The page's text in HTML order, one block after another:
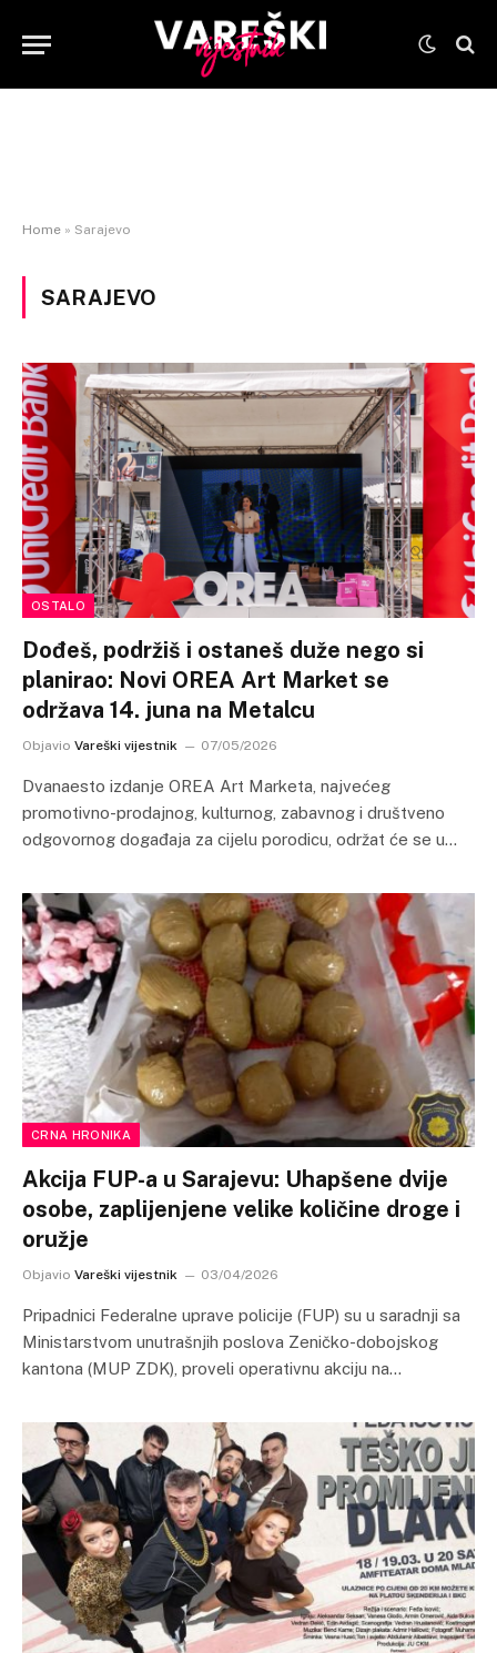
Home » Sarajevo
SARAJEVO
OSTALO
Dođeš, podržiš i ostaneš duže nego si
planirao: Novi OREA Art Market se
održava 14. juna na Metalcu
Objavio Vareški vijestnik 07/05/2026
Dvanaesto izdanje OREA Art Marketa, najvećeg
promotivno-prodajnog, kulturnog, zabavnog i društveno
odgovornog događaja za cijelu porodicu, održat će se u…
CRNA HRONIKA
Akcija FUP-a u Sarajevu: Uhapšene dvije
osobe, zaplijenjene velike količine droge i
oružje
Objavio Vareški vijestnik 03/04/2026
Pripadnici Federalne uprave policije (FUP) su u saradnji sa
Ministarstvom unutrašnjih poslova Zeničko-dobojskog
kantona (MUP ZDK), proveli operativnu akciju na…